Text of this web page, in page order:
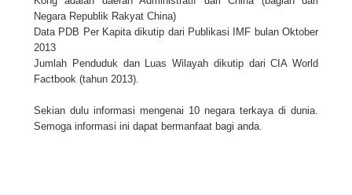
Negara Republik Rakyat China)
Data PDB Per Kapita dikutip dari Publikasi IMF bulan Oktober
2013
Jumlah Penduduk dan Luas Wilayah dikutip dari CIA World
Factbook (tahun 2013).
Sekian dulu informasi mengenai 10 negara terkaya di dunia.
Semoga informasi ini dapat bermanfaat bagi anda.